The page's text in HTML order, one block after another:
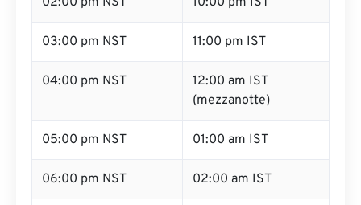
03:00 pm NST 11:00 pm IST
04:00 pm NST
12:00 am IST
(mezzanotte)
05:00 pm NST 01:00 am IST
06:00 pm NST 02:00 am IST